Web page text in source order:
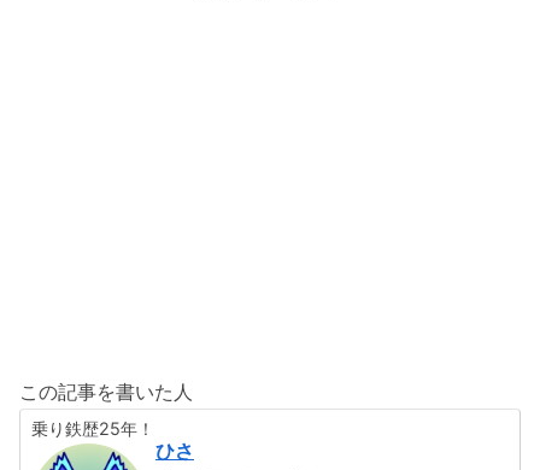
この記事を書いた人
乗り鉄歴25年！
ひさ